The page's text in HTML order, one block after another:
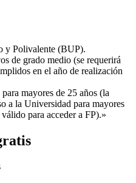
y Polivalente (BUP).
de grado medio (se requerirá
en el año de realización
mayores de 25 años (la
a la Universidad para mayores
para acceder a FP).»